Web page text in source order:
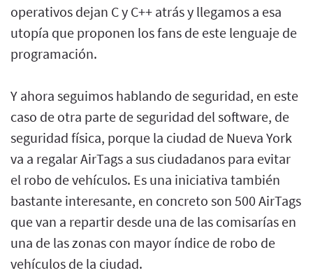
operativos dejan C y C++ atrás y llegamos a esa
utopía que proponen los fans de este lenguaje de
programación.
Y ahora seguimos hablando de seguridad, en este
caso de otra parte de seguridad del software, de
seguridad física, porque la ciudad de Nueva York
va a regalar AirTags a sus ciudadanos para evitar
el robo de vehículos. Es una iniciativa también
bastante interesante, en concreto son 500 AirTags
que van a repartir desde una de las comisarías en
una de las zonas con mayor índice de robo de
vehículos de la ciudad.